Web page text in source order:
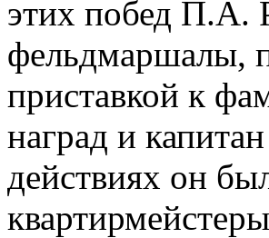
этих побед П.А.
фельдмаршалы,
приставкой к
наград и
действиях он